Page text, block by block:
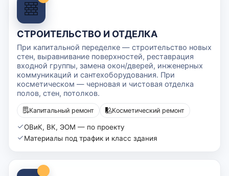
СТРОИТЕЛЬСТВО И ОТДЕЛКА
При капитальной переделке — строительство новых
стен, выравнивание поверхностей, реставрация
входной группы, замена окон/дверей, инженерных
коммуникаций и сантехоборудования. При
косметическом — черновая и чистовая отделка
полов, стен, потолков.
Капитальный ремонт Косметический ремонт
ОВиК, ВК, ЭОМ — по проекту
Материалы под трафик и класс здания